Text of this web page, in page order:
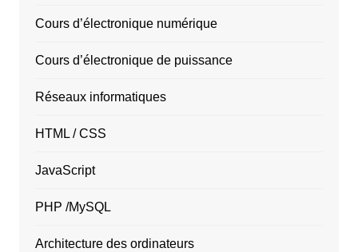
Cours d’électronique numérique
Cours d’électronique de puissance
Réseaux informatiques
HTML / CSS
JavaScript
PHP /MySQL
Architecture des ordinateurs